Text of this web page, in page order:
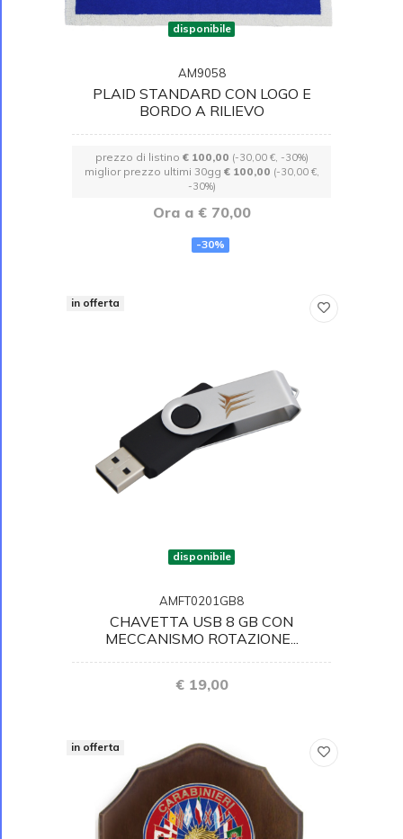
disponibile
AM9058
PLAID STANDARD CON LOGO E
BORDO A RILIEVO
prezzo di listino € 100,00 (-30,00 €, -30%)
miglior prezzo ultimi 30gg € 100,00 (-30,00 €,
-30%)
Ora a € 70,00
-30%
in offerta
disponibile
AMFT0201GB8
CHAVETTA USB 8 GB CON
MECCANISMO ROTAZIONE...
€ 19,00
in offerta